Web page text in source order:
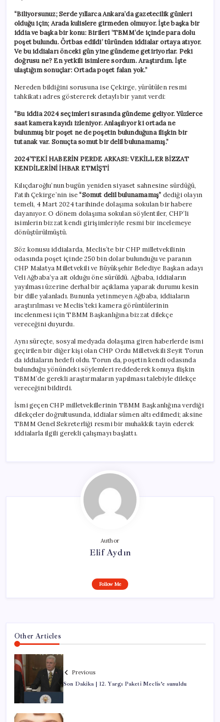
“Biliyorsunuz; Serde yıllarca Ankara’da gazetecilik günleri
olduğu için; Arada kulislere girmeden olmuyor. İşte başka bir
iddia ve başka bir konu: Birileri ‘TBMM’de içinde para dolu
poşet bulundu. Örtbas edildi’ türünden iddialar ortaya atıyor.
Ve bu iddiaları önceki gün yine gündeme getiriyorlar. Peki
doğrusu ne? En yetkili isimlere sordum. Araştırdım. İşte
ulaştığım sonuçlar: Ortada poşet falan yok.”
Nereden bildiğini sorusuna ise Çekirge, yürütülen resmi
tahkikatı adres göstererek detaylı bir yanıt verdi:
“Bu iddia 2024 seçimleri sırasında gündeme geliyor. Yüzlerce
saat kamera kayıdı izleniyor. Anlaşılıyor ki ortada ne
bulunmuş bir poşet ne de poşetin bulunduğuna ilişkin bir
tutanak var. Sonuçta somut bir delil bulunamamış.”
2024’TEKİ HABERİN PERDE ARKASI: VEKİLLER BİZZAT
KENDİLERİNİ İHBAR ETMİŞTİ
Kılıçdaroğlu’nun bugün yeniden siyaset sahnesine sürdüğü,
Fatih Çekirge’nin ise“Somut delil bulunamamış” dediği olayın
temeli, 4 Mart 2024 tarihinde dolaşıma sokulan bir habere
dayanıyor. O dönem dolaşıma sokulan söylentiler, CHP’li
isimlerin bizzat kendi girişimleriyle resmi bir incelemeye
dönüştürülmüştü.
Söz konusu iddialarda, Meclis’te bir CHP milletvekilinin
odasında poşet içinde 250 bin dolar bulunduğu ve paranın
CHP Malatya Milletvekili ve Büyükşehir Belediye Başkan adayı
Veli Ağbaba’ya ait olduğu öne sürüldü. Ağbaba, iddiaların
yayılması üzerine derhal bir açıklama yaparak durumu kesin
bir dille yalanladı. Bununla yetinmeyen Ağbaba, iddiaların
araştırılması ve Meclis’teki kamera görüntülerinin
incelenmesi için TBMM Başkanlığına bizzat dilekçe
vereceğini duyurdu.
Aynı süreçte, sosyal medyada dolaşıma giren haberlerde ismi
geçirilen bir diğer kişi olan CHP Ordu Milletvekili Seyit Torun
da iddiaların hedefi oldu. Torun da, poşetin kendi odasında
bulunduğu yönündeki söylemleri reddederek konuya ilişkin
TBMM’de gerekli araştırmaların yapılması talebiyle dilekçe
vereceğini bildirdi.
İsmi geçen CHP milletvekillerinin TBMM Başkanlığına verdiği
dilekçeler doğrultusunda, iddialar sümen altı edilmedi; aksine
TBMM Genel Sekreterliği resmi bir muhakkik tayin ederek
iddialarla ilgili gerekli çalışmayı başlattı.
Author
Elif Aydın
Follow Me
Other Articles
Previous
Son Dakika | 12. Yargı Paketi Meclis’e sunuldu